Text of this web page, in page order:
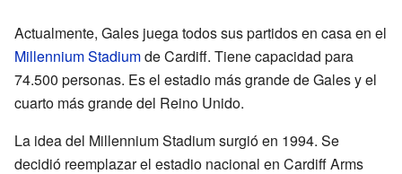
Actualmente, Gales juega todos sus partidos en casa en el
Millennium Stadiumde Cardiff. Tiene capacidad para
74.500 personas. Es el estadio más grande de Gales y el
cuarto más grande del Reino Unido.
La idea del Millennium Stadium surgió en 1994. Se
decidió reemplazar el estadio nacional en Cardiff Arms